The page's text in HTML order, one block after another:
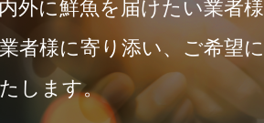
外に鮮魚を届けたい業者
者様に寄り添い、ご希望
します。